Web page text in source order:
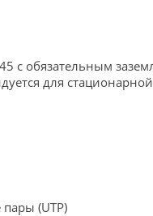
с обязательным
для
(UTP)